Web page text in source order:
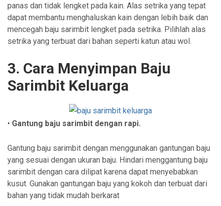
panas dan tidak lengket pada kain. Alas setrika yang tepat
dapat membantu menghaluskan kain dengan lebih baik dan
mencegah baju sarimbit lengket pada setrika. Pilihlah alas
setrika yang terbuat dari bahan seperti katun atau wol.
3. Cara Menyimpan Baju
Sarimbit Keluarga
• Gantung baju sarimbit dengan rapi.
Gantung baju sarimbit dengan menggunakan gantungan baju
yang sesuai dengan ukuran baju. Hindari menggantung baju
sarimbit dengan cara dilipat karena dapat menyebabkan
kusut. Gunakan gantungan baju yang kokoh dan terbuat dari
bahan yang tidak mudah berkarat